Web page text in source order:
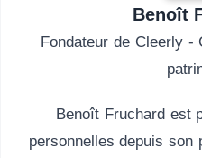
Benoît
Fondateur de Cleerly -
Benoît Fruchard est
personnelles depuis son